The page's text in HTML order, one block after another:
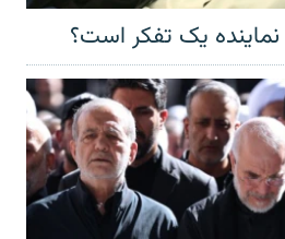
نماینده یک تفکر است؟